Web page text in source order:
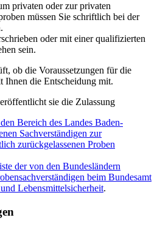
privaten oder zur privaten
müssen Sie schriftlich bei der
oder mit einer qualifizierten
sein.
ob die Voraussetzungen für die
Ihnen die Entscheidung mit.
sie die Zulassung
Bereich des Landes Baden-
Sachverständigen zur
zurückgelassenen Proben
der von den Bundesländern
beim Bundesamt
Lebensmittelsicherheit.